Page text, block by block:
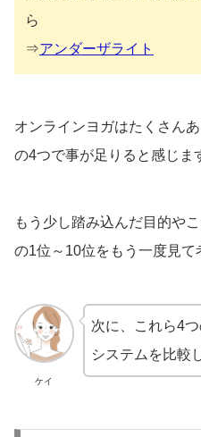
ら
⇒アンダーザライト
オンラインヨガはたくさん
の4つで事が足りると感じま
もう少し踏み込んだ目的や
の1位～10位をもう一度見て
ケイ
次に、これら4
システムを比較